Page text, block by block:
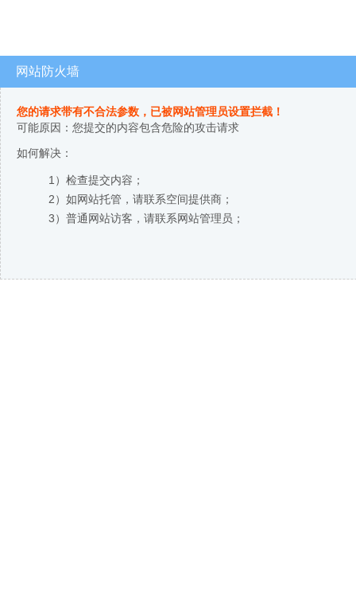
网站防火墙
您的请求带有不合法参数，已被网站管理员设置拦截！
可能原因：您提交的内容包含危险的攻击请求
如何解决：
1）检查提交内容；
2）如网站托管，请联系空间提供商；
3）普通网站访客，请联系网站管理员；